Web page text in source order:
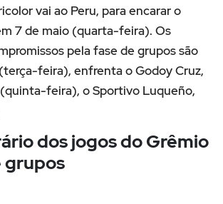
vai ao Peru, para encarar o
7 de maio (quarta-feira). Os
pela fase de grupos são
(terça-feira), enfrenta o Godoy Cruz,
(quinta-feira), o Sportivo Luqueño,
dos jogos do Grêmio
grupos